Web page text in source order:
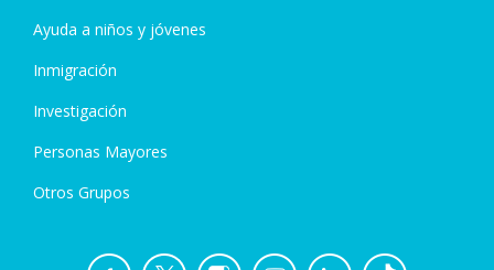
Ayuda a niños y jóvenes
Inmigración
Investigación
Personas Mayores
Otros Grupos